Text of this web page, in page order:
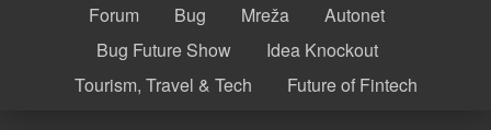
Forum Bug Mreža
Autonet
Bug Future Show
Idea Knockout
Tourism, Travel & Tech
Future of Fintech